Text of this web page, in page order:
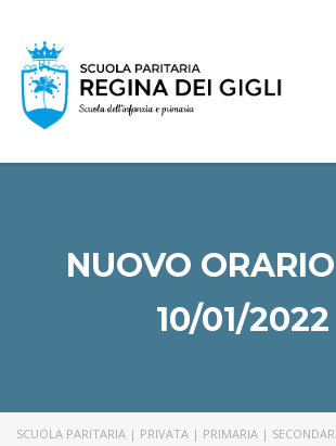
NUOVO
10/01/2022
SCUOLA PARITARIA | PRIVATA | PRIMARIA |